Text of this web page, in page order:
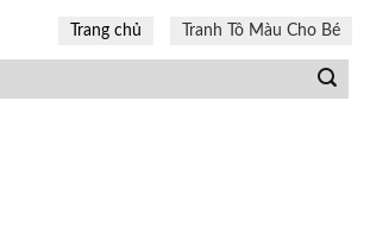
Trang chủ Tranh Tô Màu Cho Bé